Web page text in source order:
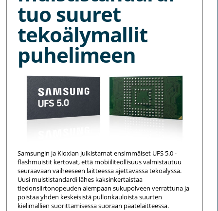
tuo suuret
tekoälymallit
puhelimeen
Samsungin ja Kioxian julkistamat ensimmäiset UFS 5.0 -
flashmuistit kertovat, että mobiiliteollisuus valmistautuu
seuraavaan vaiheeseen laitteessa ajettavassa tekoälyssä.
Uusi muististandardi lähes kaksinkertaistaa
tiedonsiirtonopeuden aiempaan sukupolveen verrattuna ja
poistaa yhden keskeisistä pullonkauloista suurten
kielimallien suorittamisessa suoraan päätelaitteessa.